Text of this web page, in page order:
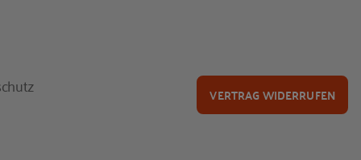
VERTRAG WIDERRUFEN